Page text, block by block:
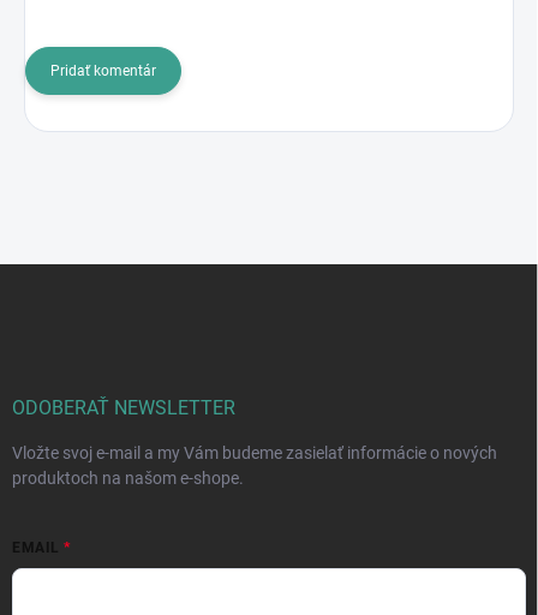
Pridať komentár
ODOBERAŤ NEWSLETTER
Vložte svoj e-mail a my Vám budeme zasielať informácie o nových
produktoch na našom e-shope.
EMAIL